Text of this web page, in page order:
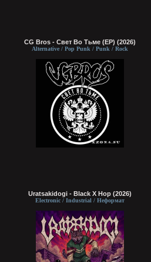
CG Bros - Свет Во Тьме (EP) (2026)
Alternative / Pop Punk / Punk / Rock
Uratsakidogi - Black X Hop (2026)
Electronic / Industrial / Неформат